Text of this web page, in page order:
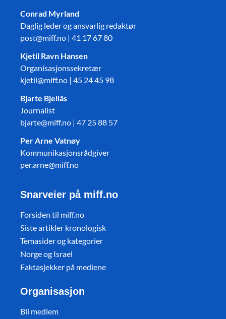
Conrad Myrland
Daglig leder og ansvarlig redaktør
post@miff.no | 41 17 67 80
Kjetil Ravn Hansen
Organisasjonssekretær
kjetil@miff.no | 45 24 45 98
Bjarte Bjellås
Journalist
bjarte@miff.no | 47 25 88 57
Per Arne Vatnøy
Kommunikasjonsrådgiver
per.arne@miff.no
Snarveier på miff.no
Forsiden til miff.no
Siste artikler kronologisk
Temasider og kategorier
Norge og Israel
Faktasjekker på mediene
Organisasjon
Bli medlem